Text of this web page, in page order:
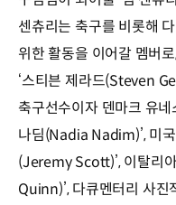
센츄리는 축구를 비롯해
위한 활동을 이어갈 멤버
‘스티븐 제라드(Steven
축구선수이자 덴마크 유
나딤(Nadia Nadim)’, 미
(Jeremy Scott)’, 이탈리
Quinn)’, 다큐멘터리 사진